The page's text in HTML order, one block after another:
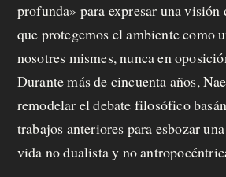
profunda» para expresar una visión
que protegemos el ambiente como
nosotres mismes, nunca en
Durante más de cincuenta años,
remodelar el debate filosófico
trabajos anteriores para esbozar
vida no dualista y no